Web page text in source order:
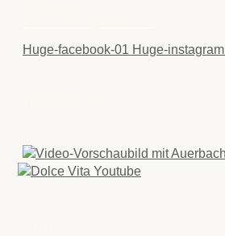
Huge-facebook-01 Huge-instagram